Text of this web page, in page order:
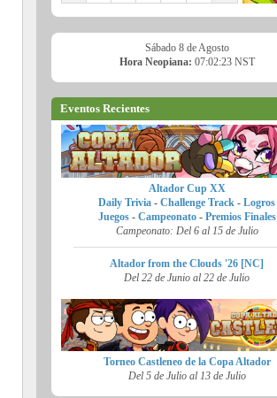
Sábado 8 de Agosto
Hora Neopiana: 07:02:25 NST
Eventos Recientes
Altador Cup XX
Daily Trivia -Challenge Track -Logros
Juegos- Campeonato- Premios Finales
Campeonato: Del 6 al 15 de Julio
Altador from the Clouds '26 [NC]
Del 22 de Junio al 22 de Julio
Torneo Castleneo de la Copa Altador
Del 5 de Julio al 13 de Julio